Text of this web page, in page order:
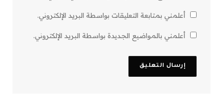
أعلمني بمتابعة التعليقات بواسطة البريد الإلكتروني.
أعلمني بالمواضيع الجديدة بواسطة البريد الإلكتروني.